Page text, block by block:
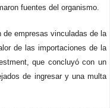
fuentes del organismo.
empresas vinculadas de la
de las importaciones de la
que concluyó con un
de ingresar y una multa